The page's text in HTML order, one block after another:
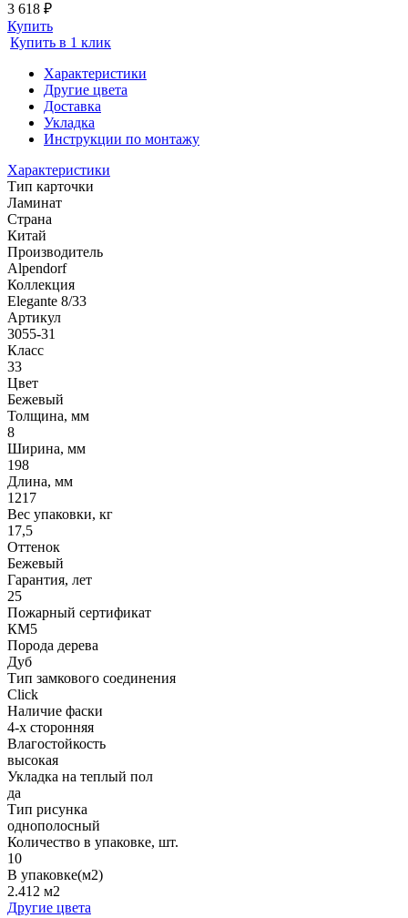
3 618 ₽
Купить
Купить в 1 клик
Характеристики
Другие цвета
Доставка
Укладка
Инструкции по монтажу
Характеристики
Тип карточки
Ламинат
Страна
Китай
Производитель
Alpendorf
Коллекция
Elegante 8/33
Артикул
3055-31
Класс
33
Цвет
Бежевый
Толщина, мм
8
Ширина, мм
198
Длина, мм
1217
Вес упаковки, кг
17,5
Оттенок
Бежевый
Гарантия, лет
25
Пожарный сертификат
КМ5
Порода дерева
Дуб
Тип замкового соединения
Click
Наличие фаски
4-х сторонняя
Влагостойкость
высокая
Укладка на теплый пол
да
Тип рисунка
однополосный
Количество в упаковке, шт.
10
В упаковке(м2)
2.412 м2
Другие цвета